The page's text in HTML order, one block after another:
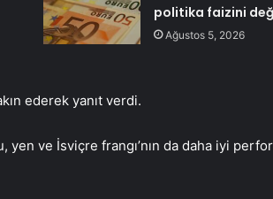
politika faizini
Ağustos 5, 2026
ederek yanıt verdi.
yen ve İsviçre frangı’nın da daha iyi